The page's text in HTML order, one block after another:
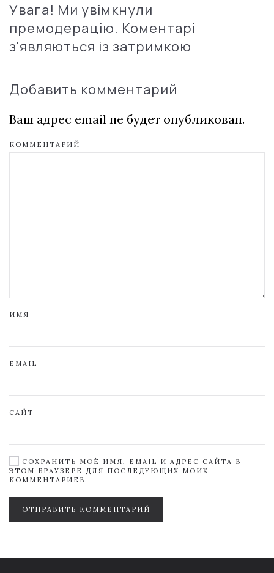
Увага! Ми увімкнули
премодерацію. Коментарі
з'являються із затримкою
Добавить комментарий
Ваш адрес email не будет опубликован.
КОММЕНТАРИЙ
ИМЯ
EMAIL
САЙТ
СОХРАНИТЬ МОЁ ИМЯ, EMAIL И АДРЕС САЙТА В
ЭТОМ БРАУЗЕРЕ ДЛЯ ПОСЛЕДУЮЩИХ МОИХ
КОММЕНТАРИЕВ.
ОТПРАВИТЬ КОММЕНТАРИЙ